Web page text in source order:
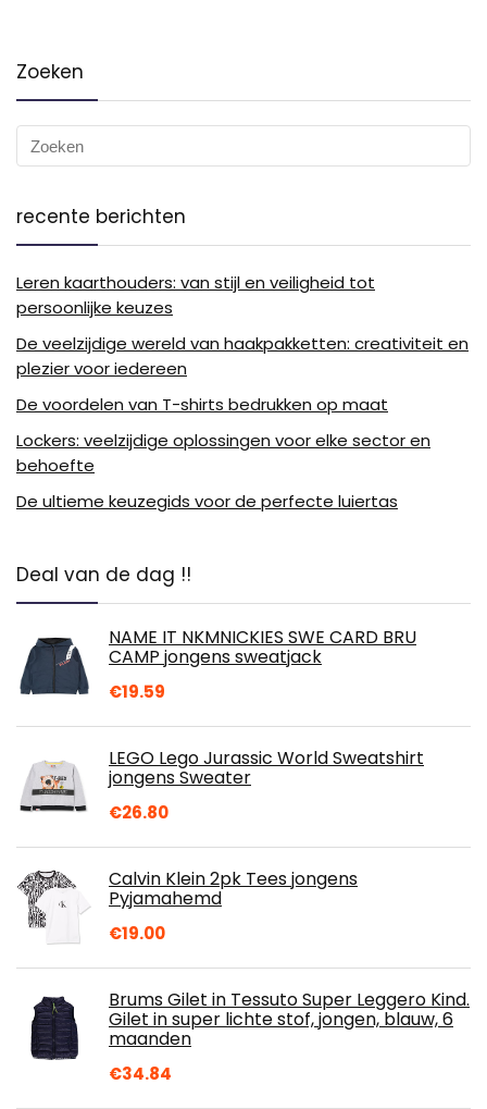
Zoeken
recente berichten
Leren kaarthouders: van stijl en veiligheid tot
persoonlijke keuzes
De veelzijdige wereld van haakpakketten: creativiteit en
plezier voor iedereen
De voordelen van T-shirts bedrukken op maat
Lockers: veelzijdige oplossingen voor elke sector en
behoefte
De ultieme keuzegids voor de perfecte luiertas
Deal van de dag !!
NAME IT NKMNICKIES SWE CARD BRU
CAMP jongens sweatjack
€19.59
LEGO Lego Jurassic World Sweatshirt
jongens Sweater
€26.80
Calvin Klein 2pk Tees jongens
Pyjamahemd
€19.00
Brums Gilet in Tessuto Super Leggero Kind.
Gilet in super lichte stof, jongen, blauw, 6
maanden
€34.84